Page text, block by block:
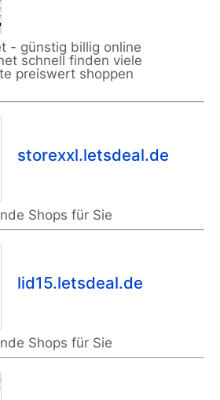
- günstig billig online
schnell finden viele
preiswert shoppen
storexxl.letsdeal.de
Shops für Sie
lid15.letsdeal.de
Shops für Sie